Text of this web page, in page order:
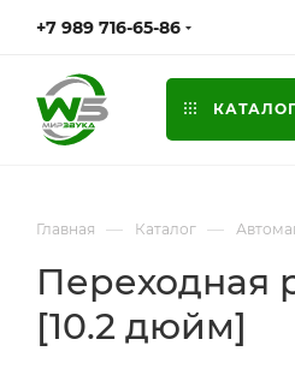
+7 989 716-65-86
КАТАЛОГ
Главная — Каталог —
Переходная
[10.2 дюйм]